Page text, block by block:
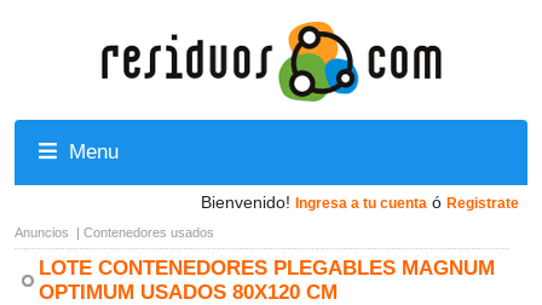
Menu
Bienvenido! Ingresa a tu cuenta ó Registrate
Anuncios | Contenedores usados
LOTE CONTENEDORES PLEGABLES MAGNUM
OPTIMUM USADOS 80X120 CM